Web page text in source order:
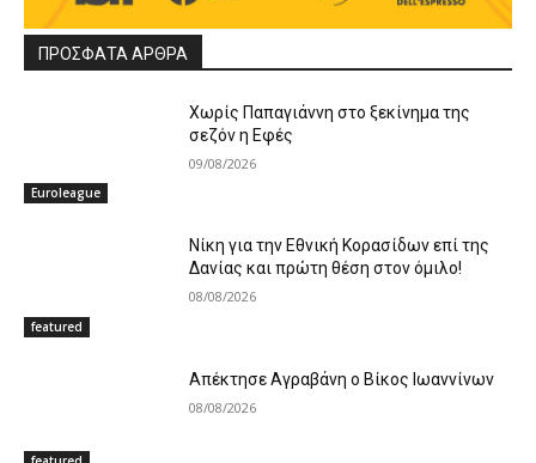
ΠΡΟΣΦΑΤΑ ΑΡΘΡΑ
Euroleague
Χωρίς Παπαγιάννη στο ξεκίνημα της
σεζόν η Εφές
09/08/2026
featured
Νίκη για την Εθνική Κορασίδων επί της
Δανίας και πρώτη θέση στον όμιλο!
08/08/2026
Απέκτησε Αγραβάνη ο Βίκος Ιωαννίνων
08/08/2026